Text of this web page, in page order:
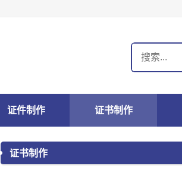
证件制作 证书制作
证书制作